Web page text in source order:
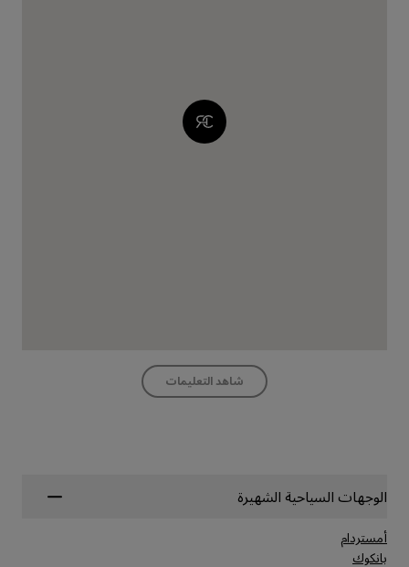
شاهد التعليمات
الوجهات السياحية الشهيرة
أمستردام
بانكوك